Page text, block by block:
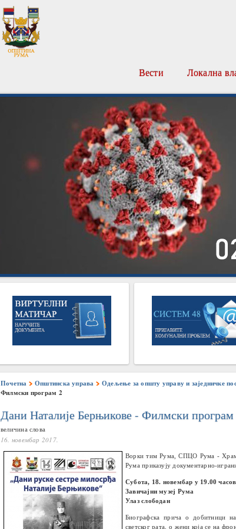
Вести Локална
Почетна Општинска управа Одељење за општу управу и заједничке
Филмски програм 2
Дани Наталије Берњикове - Филмски
величина слова
16. новембар 2017.
Ворки тим Рума, СПЦО Рума - Храм
Рума приказују документарно-
Субота, 18. новембар у 19.00
Завичајни музеј Рума
Улаз слободан
Биографска прича о добитници
светског рата, о жени која се на